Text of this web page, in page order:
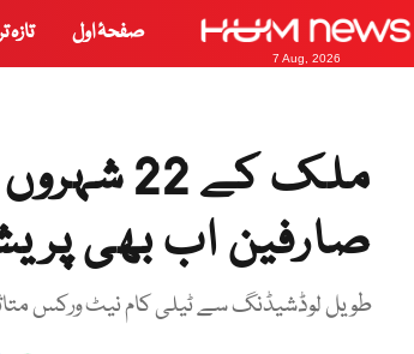
7 Aug, 2026
صفحۂ اول تازہ
ملک کے
صارفین اب بھی
طویل لوڈشیڈنگ سے ٹیلی کام نیٹ ورکس متاثر، بعض علاقوں میں 10 گھنٹے تک